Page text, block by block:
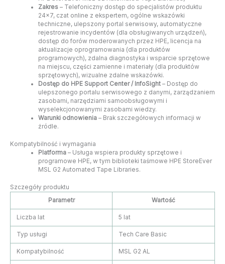
Zakres– Telefoniczny dostęp do specjalistów produktu
24×7, czat online z ekspertem, ogólne wskazówki
techniczne, ulepszony portal serwisowy, automatyczne
rejestrowanie incydentów (dla obsługiwanych urządzeń),
dostęp do forów moderowanych przez HPE, licencja na
aktualizacje oprogramowania (dla produktów
programowych), zdalna diagnostyka i wsparcie sprzętowe
na miejscu, części zamienne i materiały (dla produktów
sprzętowych), wizualne zdalne wskazówki.
Dostęp do HPE Support Center / InfoSight– Dostęp do
ulepszonego portalu serwisowego z danymi, zarządzaniem
zasobami, narzędziami samoobsługowymi i
wyselekcjonowanymi zasobami wiedzy.
Warunki odnowienia– Brak szczegółowych informacji w
źródle.
Kompatybilność i wymagania
Platforma– Usługa wspiera produkty sprzętowe i
programowe HPE, w tym biblioteki taśmowe HPE StoreEver
MSL G2 Automated Tape Libraries.
Szczegóły produktu
Parametr
Wartość
Liczba lat 5 lat
Typ usługi Tech Care Basic
Kompatybilność MSL G2 AL